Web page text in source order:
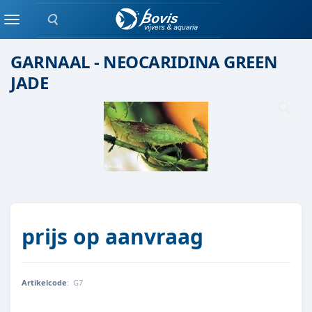
Zoeken
MenuGarnaal / kreeft /slak
GARNAAL - NEOCARIDINA GREEN
JADE
prijs op aanvraag
Artikelcode: G7